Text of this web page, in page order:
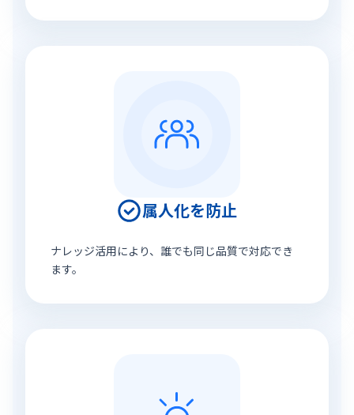
属人化を防止
ナレッジ活用により、誰でも同じ品質で対応でき
ます。